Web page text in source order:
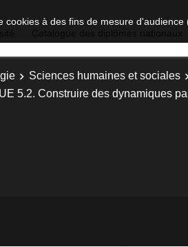
à des fins de mesure d'audience
Sciences humaines et sociales
UE 5.2. Construire des dynamiques